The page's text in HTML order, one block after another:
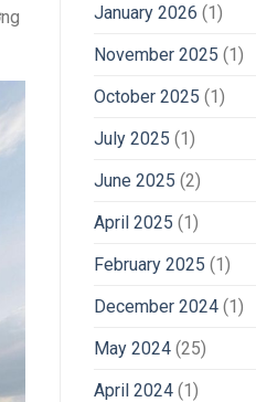
January 2026 (1)
November 2025 (1)
October 2025 (1)
July 2025 (1)
June 2025 (2)
April 2025 (1)
February 2025 (1)
December 2024(1)
May 2024(25)
April 2024(1)